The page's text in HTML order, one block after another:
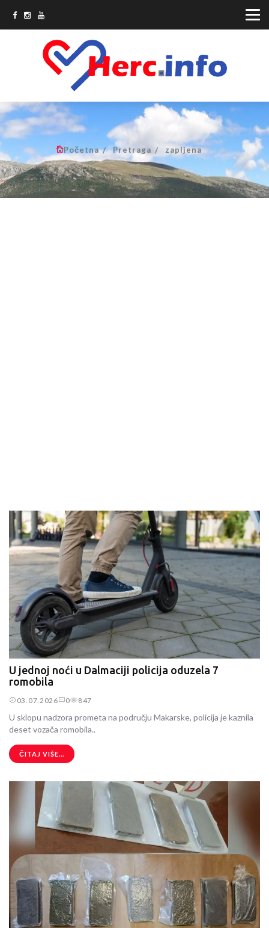
Početna Pretraga zapljena
U jednoj noći u Dalmaciji policija oduzela 7
romobila
03.07.2026 0 847
U sklopu nadzora prometa na području Makarske, policija je kaznila
deset vozača romobila..
ČITAJ VIŠE...